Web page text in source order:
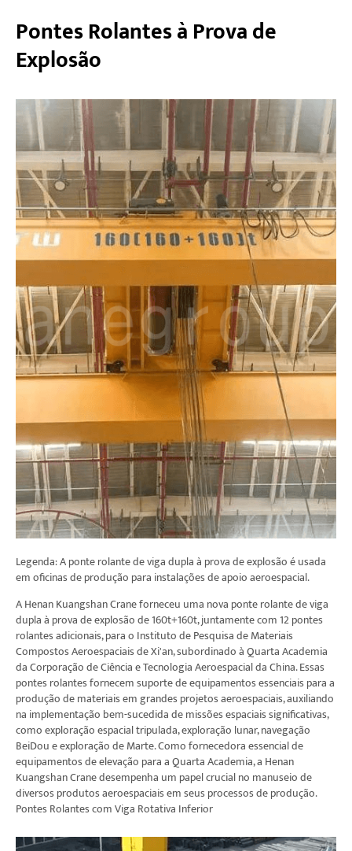
Pontes Rolantes à Prova de
Explosão
Legenda: A ponte rolante de viga dupla à prova de explosão é usada
em oficinas de produção para instalações de apoio aeroespacial.
A Henan Kuangshan Crane forneceu uma nova ponte rolante de viga
dupla à prova de explosão de 160t+160t, juntamente com 12 pontes
rolantes adicionais, para o Instituto de Pesquisa de Materiais
Compostos Aeroespaciais de Xi'an, subordinado à Quarta Academia
da Corporação de Ciência e Tecnologia Aeroespacial da China. Essas
pontes rolantes fornecem suporte de equipamentos essenciais para a
produção de materiais em grandes projetos aeroespaciais, auxiliando
na implementação bem-sucedida de missões espaciais significativas,
como exploração espacial tripulada, exploração lunar, navegação
BeiDou e exploração de Marte. Como fornecedora essencial de
equipamentos de elevação para a Quarta Academia, a Henan
Kuangshan Crane desempenha um papel crucial no manuseio de
diversos produtos aeroespaciais em seus processos de produção.
Pontes Rolantes com Viga Rotativa Inferior